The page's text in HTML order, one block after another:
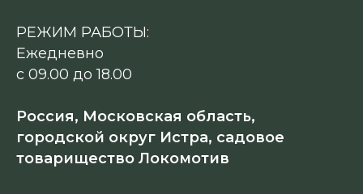
РЕЖИМ РАБОТЫ:
Ежедневно
с 09.00 до 18.00
Россия, Московская область,
городской округ Истра, садовое
товарищество Локомотив